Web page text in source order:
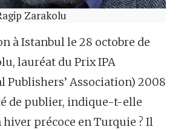
Zarakolu
à Istanbul le 28 octobre de
lauréat du Prix IPA
Publishers’ Association) 2008
de publier, indique-t-elle
hiver précoce en Turquie ? Il